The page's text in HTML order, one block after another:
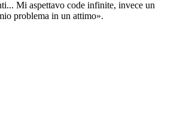
Mi aspettavo code infinite, invece un
problema in un attimo».